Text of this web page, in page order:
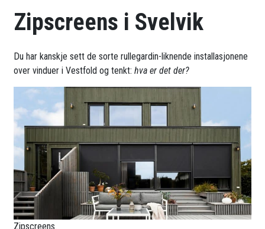
Zipscreens i Svelvik
Du har kanskje sett de sorte rullegardin-liknende installasjonene
over vinduer i Vestfold og tenkt:hva er det der?
Zipscreens.